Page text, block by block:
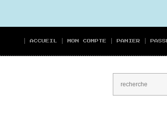
ACCUEIL MON COMPTE PANIER